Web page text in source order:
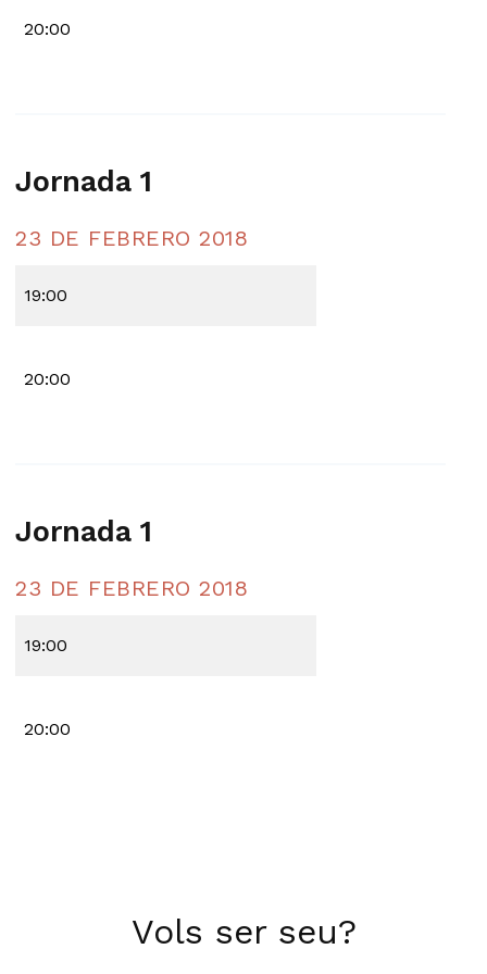
20:00
Jornada 1
23 DE FEBRERO 2018
19:00
20:00
Jornada 1
23 DE FEBRERO 2018
19:00
20:00
Vols ser seu?